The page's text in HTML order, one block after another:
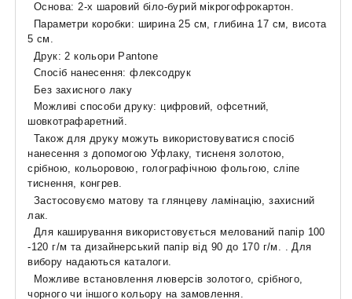
Основа: 2-х шаровий біло-бурий мікрогофрокартон.
Параметри коробки: ширина 25 см, глибина 17 см, висота
5 см.
Друк: 2 кольори Pantone
Спосіб нанесення: флексодрук
Без захисного лаку
Можливі способи друку: цифровий, офсетний,
шовкотрафаретний.
Також для друку можуть використовуватися спосіб
нанесення з допомогою Уфлаку, тисненя золотою,
срібною, кольоровою, голографічною фольгою, сліпе
тиснення, конгрев.
Застосовуємо матову та глянцеву ламінацію, захисний
лак.
Для каширування використовується мелований папір 100
-120 г/м та дизайнерський папір від 90 до 170 г/м. . Для
вибору надаються каталоги.
Можливе встановлення люверсів золотого, срібного,
чорного чи іншого кольору на замовлення.